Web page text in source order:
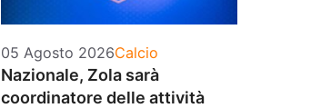
05 Agosto 2026Categorie
Calcio
Nazionale, Zola sarà
coordinatore delle attività